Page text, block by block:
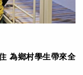
為鄉村學生帶來全